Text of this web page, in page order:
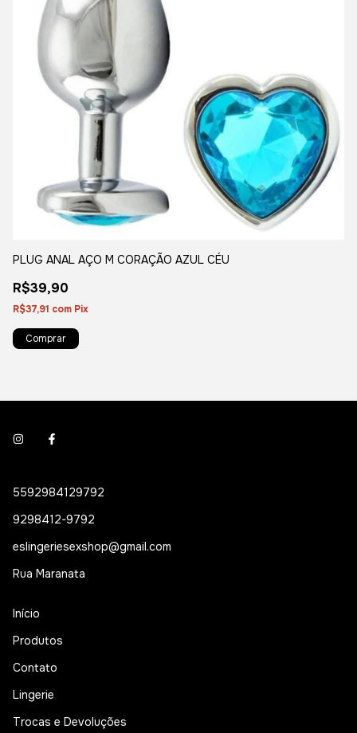
PLUG ANAL AÇO M CORAÇÃO AZUL CÉU
R$39,90
R$37,91 com Pix
5592984129792
9298412-9792
eslingeriesexshop@gmail.com
Rua Maranata
Início
Produtos
Contato
Lingerie
Trocas e Devoluções